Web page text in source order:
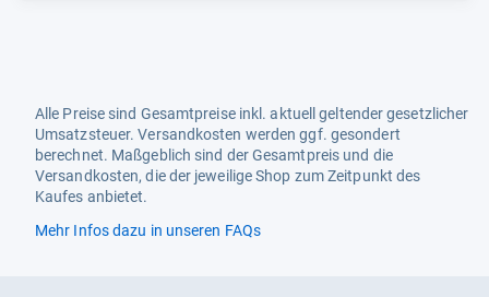
Alle Preise sind Gesamtpreise inkl. aktuell geltender gesetzlicher
Umsatzsteuer. Versandkosten werden ggf. gesondert
berechnet. Maßgeblich sind der Gesamtpreis und die
Versandkosten, die der jeweilige Shop zum Zeitpunkt des
Kaufes anbietet.
Mehr Infos dazu in unseren FAQs